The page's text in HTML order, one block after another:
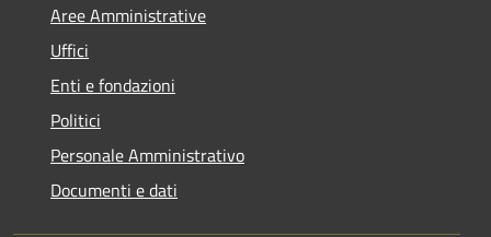
Aree Amministrative
Uffici
Enti e fondazioni
Politici
Personale Amministrativo
Documenti e dati